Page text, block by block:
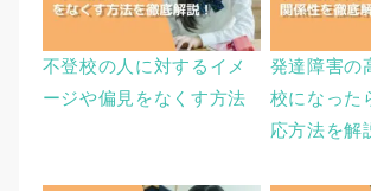
不登校の人に対するイメ
ージや偏見をなくす方法
発達障害の
校になった
応方法を解